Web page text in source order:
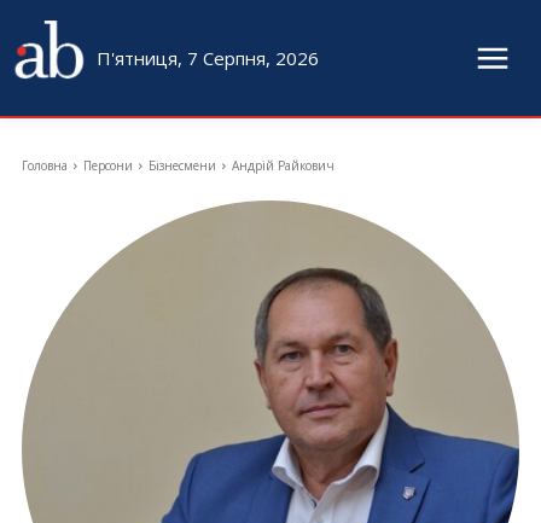
П'ятниця, 7 Серпня, 2026
Головна Персони Бізнесмени Андрій Райкович